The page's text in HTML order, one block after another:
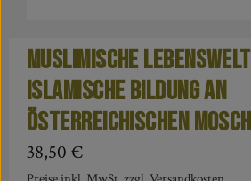
Muslimische
islamische Bildung an
österreichischen
Regulärer Preis:
38,50 €